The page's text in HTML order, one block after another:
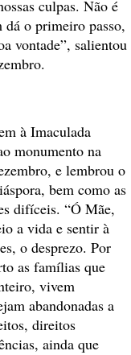
culpas. Não é
o primeiro passo,
vontade”, salientou
à Imaculada
monumento na
e lembrou o
bem como as
difíceis. “Ó Mãe,
a vida e sentir à
o desprezo. Por
as famílias que
vivem
abandonadas a
direitos
ainda que